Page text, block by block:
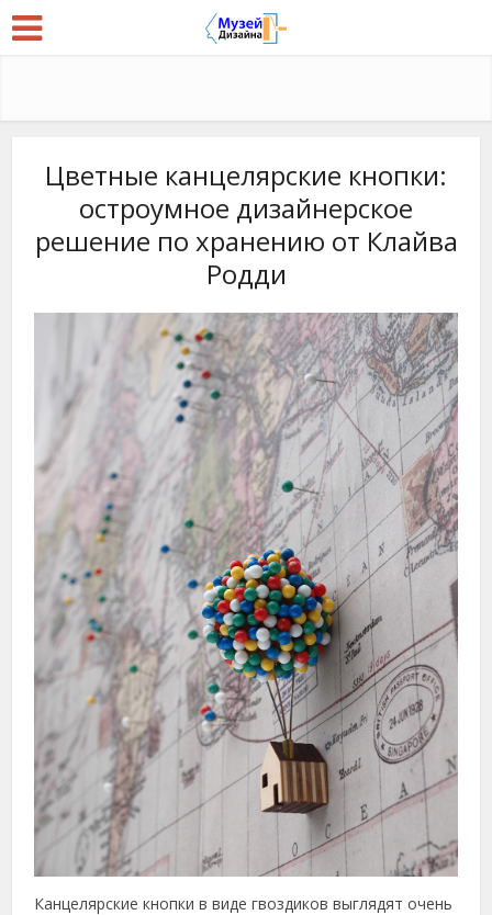
Цветные канцелярские кнопки:
остроумное дизайнерское
решение по хранению от Клайва
Родди
Канцелярские кнопки в виде гвоздиков выглядят очень